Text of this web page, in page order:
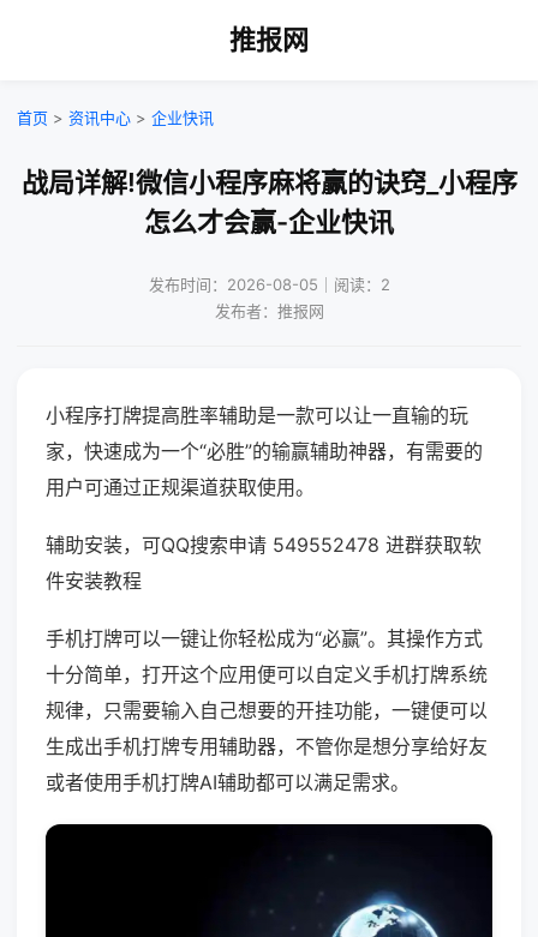
推报网
首页 > 资讯中心 > 企业快讯
战局详解!微信小程序麻将赢的诀窍_小程序
怎么才会赢-企业快讯
发布时间：2026-08-05｜阅读：2
发布者：推报网
小程序打牌提高胜率辅助是一款可以让一直输的玩
家，快速成为一个“必胜”的输赢辅助神器，有需要的
用户可通过正规渠道获取使用。
辅助安装，可QQ搜索申请 549552478 进群获取软
件安装教程
手机打牌可以一键让你轻松成为“必赢”。其操作方式
十分简单，打开这个应用便可以自定义手机打牌系统
规律，只需要输入自己想要的开挂功能，一键便可以
生成出手机打牌专用辅助器，不管你是想分享给好友
或者使用手机打牌AI辅助都可以满足需求。